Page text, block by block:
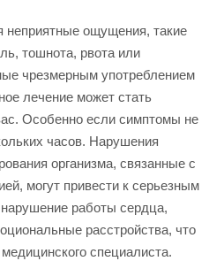
неприятные ощущения, такие
тошнота, рвота или
чрезмерным употреблением
лечение может стать
Особенно если симптомы не
часов. Нарушения
организма, связанные с
могут привести к серьезным
работы сердца,
расстройства, что
специалиста.